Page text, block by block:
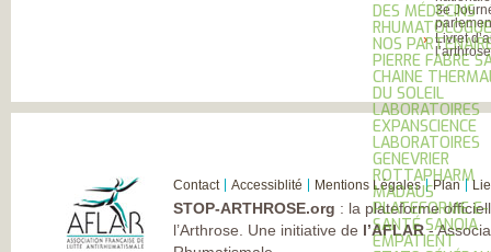
DES MÉDECINS
NOS
PIERRE FABRE
CHAINE
DU SOLEIL
LABORATOIRES
EXPANSCIENCE
LABORATOIRES
GENEVRIER
ROTTAPHARM
MADAUS
PLATEFORME E-
SANTÉ SANOIA
EMPATIENT
3e
Livret
l’arthrose
Contact Accessiblité Mentions Légales Plan
STOP-ARTHROSE.org : la plateforme
l’Arthrose. Une initiative de l’AFLAR-